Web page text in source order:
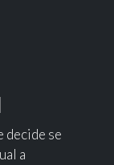
decide se
a